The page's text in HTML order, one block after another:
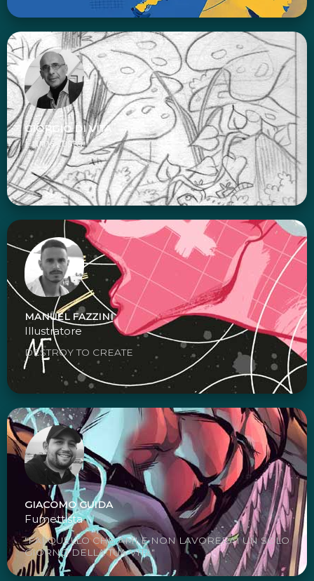
GIORGIO DI VITA
Fumettista
MANUEL FAZZINI
Illustratore
DESTROY TO CREATE
GIACOMO GUIDA
Fumettista
"FAI QUELLO CHE AMI E NON LAVORERAI UN SOLO
GIORNO DELLA TUA VITA"